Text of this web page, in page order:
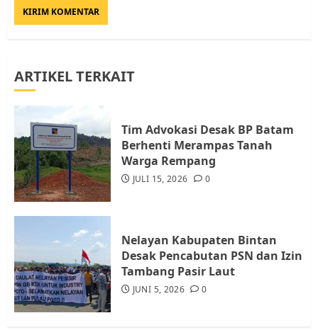
ARTIKEL TERKAIT
Tim Advokasi Desak BP Batam
Berhenti Merampas Tanah
Warga Rempang
JULI 15, 2026 0
Nelayan Kabupaten Bintan
Desak Pencabutan PSN dan Izin
Tambang Pasir Laut
JUNI 5, 2026 0
4
Warga Rempang Ajukan
Resahkan Warga
JULI 17, 2026 0
5
JULI 15, 2026 0